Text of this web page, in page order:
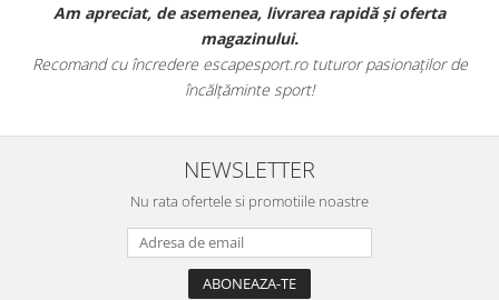
Am apreciat, de asemenea, livrarea rapidă și oferta
magazinului.
Recomand cu încredere escapesport.ro tuturor pasionaților de
încălțăminte sport!
NEWSLETTER
Nu rata ofertele si promotiile noastre